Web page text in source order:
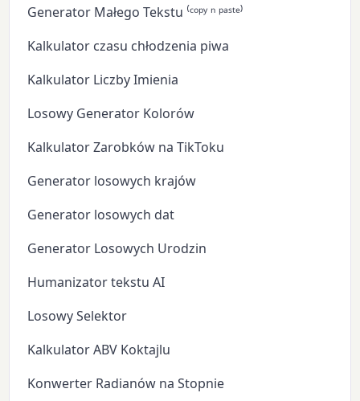
Generator Małego Tekstu ⁽ᶜᵒᵖʸ ⁿ ᵖᵃˢᵗᵉ⁾
Kalkulator czasu chłodzenia piwa
Kalkulator Liczby Imienia
Losowy Generator Kolorów
Kalkulator Zarobków na TikToku
Generator losowych krajów
Generator losowych dat
Generator Losowych Urodzin
Humanizator tekstu AI
Losowy Selektor
Kalkulator ABV Koktajlu
Konwerter Radianów na Stopnie